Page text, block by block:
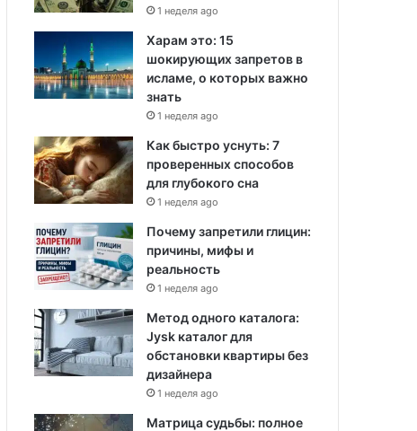
1 неделя ago
Харам это: 15
шокирующих запретов в
исламе, о которых важно
знать
1 неделя ago
Как быстро уснуть: 7
проверенных способов
для глубокого сна
1 неделя ago
Почему запретили глицин:
причины, мифы и
реальность
1 неделя ago
Метод одного каталога:
Jysk каталог для
обстановки квартиры без
дизайнера
1 неделя ago
Матрица судьбы: полное